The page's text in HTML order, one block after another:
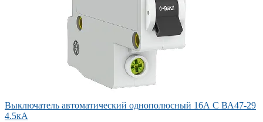
Выключатель автоматический однополюсный 16А С ВА47-29
4.5кА